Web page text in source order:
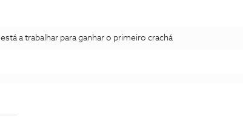
está a trabalhar para ganhar o primeiro crachá